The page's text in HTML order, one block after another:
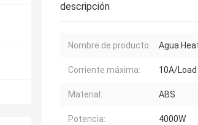
descripción
Nombre de producto: Agua
Corriente máxima: 10A/Load
Material: ABS
Potencia: 4000W